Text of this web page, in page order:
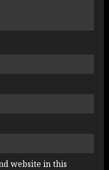
website in this